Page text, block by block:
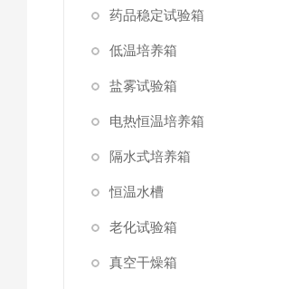
药品稳定试验箱
低温培养箱
盐雾试验箱
电热恒温培养箱
隔水式培养箱
恒温水槽
老化试验箱
真空干燥箱